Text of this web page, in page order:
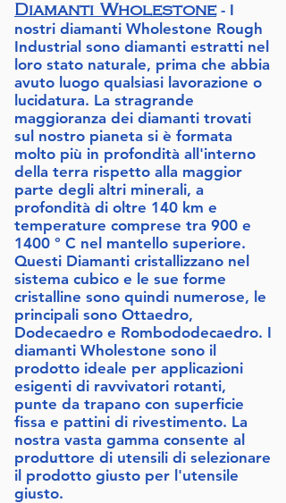
Diamanti Wholestone- I
nostri diamanti Wholestone Rough
Industrial sono diamanti estratti nel
loro stato naturale, prima che abbia
avuto luogo qualsiasi lavorazione o
lucidatura. La stragrande
maggioranza dei diamanti trovati
sul nostro pianeta si è formata
molto più in profondità all'interno
della terra rispetto alla maggior
parte degli altri minerali, a
profondità di oltre 140 km e
temperature comprese tra 900 e
1400 ° C nel mantello superiore.
Questi Diamanti cristallizzano nel
sistema cubico e le sue forme
cristalline sono quindi numerose, le
principali sono Ottaedro,
Dodecaedro e Rombododecaedro. I
diamanti Wholestone sono il
prodotto ideale per applicazioni
esigenti di ravvivatori rotanti,
punte da trapano con superficie
fissa e pattini di rivestimento. La
nostra vasta gamma consente al
produttore di utensili di selezionare
il prodotto giusto per l'utensile
giusto.